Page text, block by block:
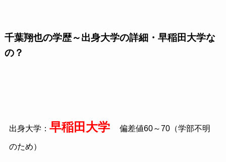
千葉翔也の学歴～出身大学の詳細・早稲田大学な
の？
出身大学： 早稲田大学 偏差値60～70（学部不明
のため）